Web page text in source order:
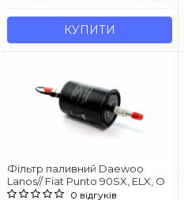
КУПИТИ
Фільтр паливний Daewoo
Lanos// Fiat Punto 90SX, ELX, O
0 відгуків